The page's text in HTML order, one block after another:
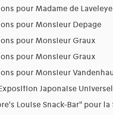
pour Madame de Laveleye
pour Monsieur Depage
pour Monsieur Graux
pour Monsieur Graux
pour Monsieur
Japonaise
Louise Snack-Bar" pour la